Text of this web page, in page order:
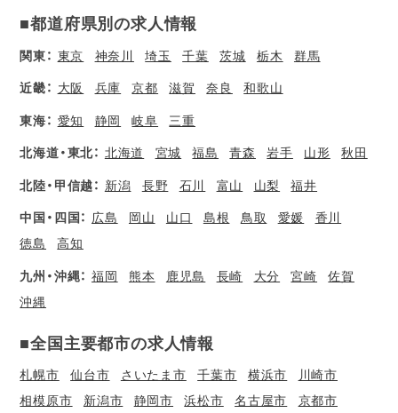
■都道府県別の求人情報
関東： 東京 神奈川 埼玉 千葉 茨城 栃木 群馬
近畿： 大阪 兵庫 京都 滋賀 奈良 和歌山
東海： 愛知 静岡 岐阜 三重
北海道・東北： 北海道 宮城 福島 青森 岩手 山形 秋田
北陸・甲信越： 新潟 長野 石川 富山 山梨 福井
中国・四国： 広島 岡山 山口 島根 鳥取 愛媛
香川
徳島
高知
九州・沖縄： 福岡 熊本 鹿児島 長崎 大分 宮崎
佐賀
沖縄
■全国主要都市の求人情報
札幌市 仙台市 さいたま市 千葉市 横浜市
川崎市
相模原市
新潟市 静岡市 浜松市 名古屋市
京都市